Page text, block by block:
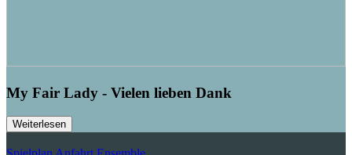
My Fair Lady - Vielen lieben Dank
Weiterlesen